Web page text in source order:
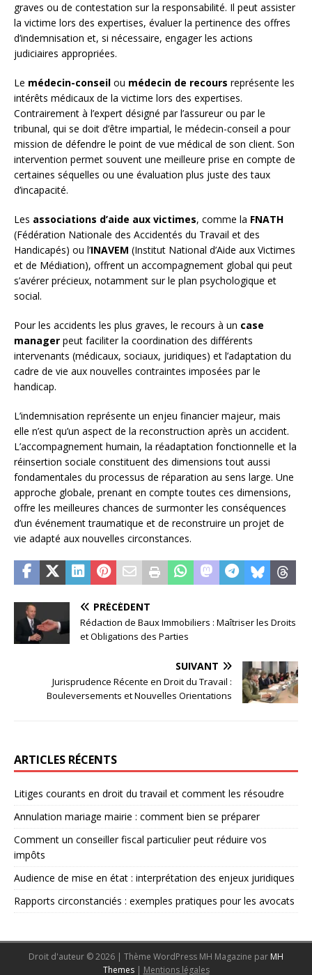
graves ou de contestation sur la responsabilité. Il peut assister
la victime lors des expertises, évaluer la pertinence des offres
d’indemnisation et, si nécessaire, engager les actions
judiciaires appropriées.
Le médecin-conseil ou médecin de recours représente les
intérêts médicaux de la victime lors des expertises.
Contrairement à l’expert désigné par l’assureur ou par le
tribunal, qui se doit d’être impartial, le médecin-conseil a pour
mission de défendre le point de vue médical de son client. Son
intervention permet souvent une meilleure prise en compte de
certaines séquelles ou une évaluation plus juste des taux
d’incapacité.
Les associations d’aide aux victimes, comme la FNATH
(Fédération Nationale des Accidentés du Travail et des
Handicapés) ou l’INAVEM (Institut National d’Aide aux Victimes
et de Médiation), offrent un accompagnement global qui peut
s’avérer précieux, notamment sur le plan psychologique et
social.
Pour les accidents les plus graves, le recours à un case
manager peut faciliter la coordination des différents
intervenants (médicaux, sociaux, juridiques) et l’adaptation du
cadre de vie aux nouvelles contraintes imposées par le
handicap.
L’indemnisation représente un enjeu financier majeur, mais
elle n’est qu’un aspect de la reconstruction après un accident.
L’accompagnement humain, la réadaptation fonctionnelle et la
réinsertion sociale constituent des dimensions tout aussi
fondamentales du processus de réparation au sens large. Une
approche globale, prenant en compte toutes ces dimensions,
offre les meilleures chances de surmonter les conséquences
d’un événement traumatique et de reconstruire un projet de
vie adapté aux nouvelles circonstances.
PRÉCÉDENT
Rédaction de Baux Immobiliers : Maîtriser les Droits
et Obligations des Parties
SUIVANT
Jurisprudence Récente en Droit du Travail :
Bouleversements et Nouvelles Orientations
ARTICLES RÉCENTS
Litiges courants en droit du travail et comment les résoudre
Annulation mariage mairie : comment bien se préparer
Comment un conseiller fiscal particulier peut réduire vos
impôts
Audience de mise en état : interprétation des enjeux juridiques
Rapports circonstanciés : exemples pratiques pour les avocats
Droit d'auteur © 2026 | Thème WordPress MH Magazine par MH
Themes | Mentions légales